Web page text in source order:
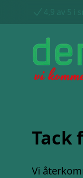
4,9 av 5 i
Tack
Vi